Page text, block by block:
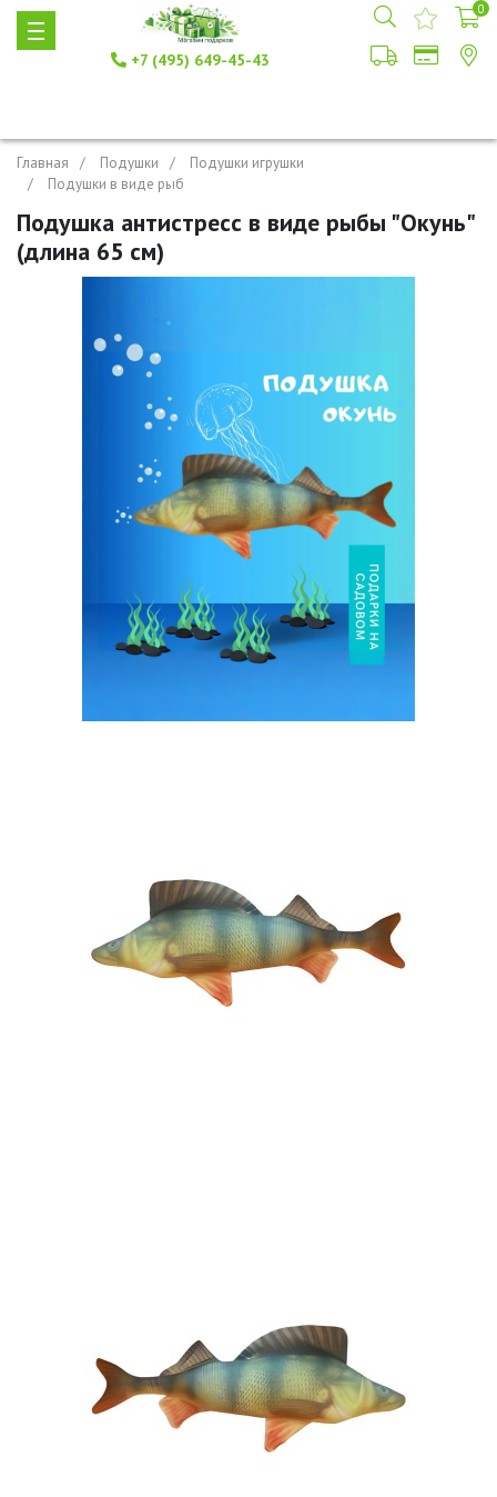
+7 (495) 649-45-43
0
Главная Подушки
Подушки игрушки
Подушки в виде рыб
Подушка антистресс в виде рыбы "Окунь"
(длина 65 см)